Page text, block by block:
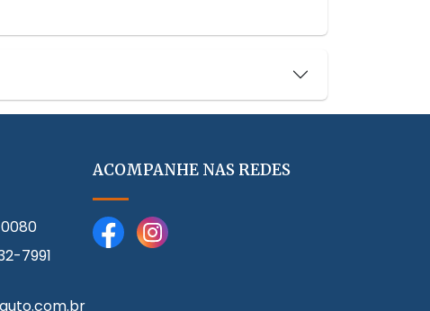
7991
ACOMPANHE NAS REDES